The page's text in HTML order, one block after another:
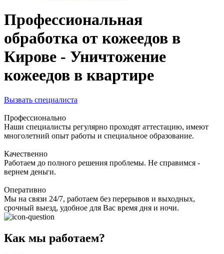
Профессиональная
обработка от кожеедов в
Кирове - Уничтожение
кожеедов в квартире
Вызвать специалиста
Профессионально
Наши специалисты регулярно проходят аттестацию, имеют
многолетний опыт работы и специальное образование.
Качественно
Работаем до полного решения проблемы. Не справимся -
вернем деньги.
Оперативно
Мы на связи 24/7, работаем без перерывов и выходных,
срочный выезд, удобное для Вас время дня и ночи.
Как мы работаем?